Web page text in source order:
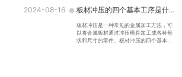
2024-08-16 板材冲压的四个基本工序是什么
板材冲压是一种常见的金属加工方法，可
以将金属板材通过冲压模具加工成各种形
状和尺寸的零件。板材冲压的四个基本工